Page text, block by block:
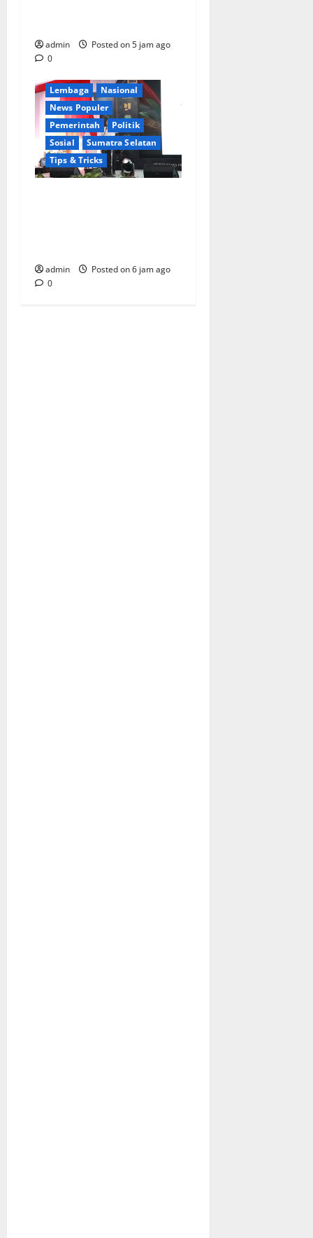
admin
Posted on 5 jam ago
0
Berita Terkini
Ekonomi
Lembaga
Nasional
News Populer
Pemerintah
Politik
Sosial
Sumatra Selatan
Tips & Tricks
admin
Posted on 6 jam ago
0